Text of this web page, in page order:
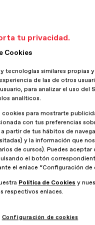
de Giles
Espacios y Experiencias
Alumno Erik de Giles
entrevistamos a
deseo por estudiar
tu privacidad.
Cookies
tecnologías similares propias
de las de otros
para analizar el uso del
analíticos.
para mostrarte
con tus preferencias
partir de tus hábitos de
y la información que
de cursos). Puedes aceptar
el botón
el enlace “Configuración de
Política de Cookies y
respectivos enlaces.
Configuración de cookies